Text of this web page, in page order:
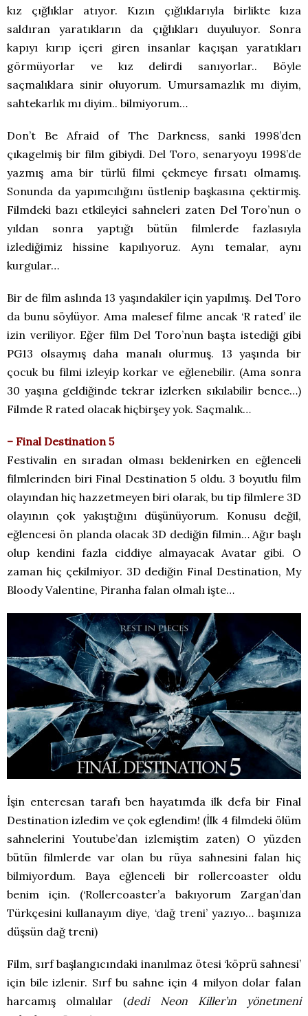
kız çığlıklar atıyor. Kızın çığlıklarıyla birlikte kıza
saldıran yaratıkların da çığlıkları duyuluyor. Sonra
kapıyı kırıp içeri giren insanlar kaçışan yaratıkları
görmüyorlar ve kız delirdi sanıyorlar.. Böyle
saçmalıklara sinir oluyorum. Umursamazlık mı diyim,
sahtekarlık mı diyim.. bilmiyorum…
Don’t Be Afraid of The Darkness, sanki 1998’den
çıkagelmiş bir film gibiydi. Del Toro, senaryoyu 1998’de
yazmış ama bir türlü filmi çekmeye fırsatı olmamış.
Sonunda da yapımcılığını üstlenip başkasına çektirmiş.
Filmdeki bazı etkileyici sahneleri zaten Del Toro’nun o
yıldan sonra yaptığı bütün filmlerde fazlasıyla
izlediğimiz hissine kapılıyoruz. Aynı temalar, aynı
kurgular…
Bir de film aslında 13 yaşındakiler için yapılmış. Del Toro
da bunu söylüyor. Ama malesef filme ancak ‘R rated’ ile
izin veriliyor. Eğer film Del Toro’nun başta istediği gibi
PG13 olsaymış daha manalı olurmuş. 13 yaşında bir
çocuk bu filmi izleyip korkar ve eğlenebilir. (Ama sonra
30 yaşına geldiğinde tekrar izlerken sıkılabilir bence…)
Filmde R rated olacak hiçbirşey yok. Saçmalık…
– Final Destination 5
Festivalin en sıradan olması beklenirken en eğlenceli
filmlerinden biri Final Destination 5 oldu. 3 boyutlu film
olayından hiç hazzetmeyen biri olarak, bu tip filmlere 3D
olayının çok yakıştığını düşünüyorum. Konusu değil,
eğlencesi ön planda olacak 3D dediğin filmin… Ağır başlı
olup kendini fazla ciddiye almayacak Avatar gibi. O
zaman hiç çekilmiyor. 3D dediğin Final Destination, My
Bloody Valentine, Piranha falan olmalı işte…
İşin enteresan tarafı ben hayatımda ilk defa bir Final
Destination izledim ve çok eglendim! (İlk 4 filmdeki ölüm
sahnelerini Youtube’dan izlemiştim zaten) O yüzden
bütün filmlerde var olan bu rüya sahnesini falan hiç
bilmiyordum. Baya eğlenceli bir rollercoaster oldu
benim için. (‘Rollercoaster’a bakıyorum Zargan’dan
Türkçesini kullanayım diye, ‘dağ treni’ yazıyo… başınıza
düşsün dağ treni)
Film, sırf başlangıcındaki inanılmaz ötesi ‘köprü sahnesi’
için bile izlenir. Sırf bu sahne için 4 milyon dolar falan
harcamış olmalılar (dedi Neon Killer’ın yönetmeni